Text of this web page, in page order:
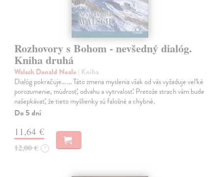
Rozhovory s Bohom - nevšedný dialóg.
Kniha druhá
Walsch Donald Neale | Kniha
Dialóg pokračuje... ... Táto zmena myslenia však od vás vyžaduje veľké
porozumenie, múdrosť, odvahu a vytrvalosť. Pretože strach vám bude
našepkávať, že tieto myšlienky sú falošné a chybné.
Do 5 dní
11,64 €
12,00 € ?